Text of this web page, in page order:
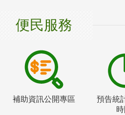
便民服務
補助資訊公開專區
預告統